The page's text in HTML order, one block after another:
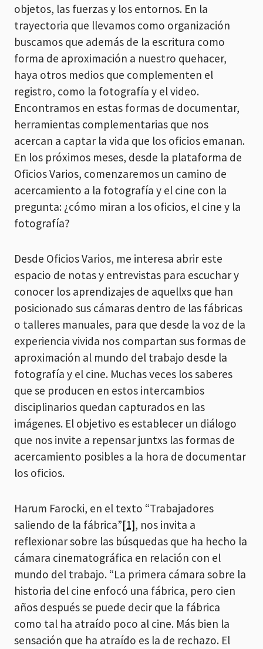
objetos, las fuerzas y los entornos. En la
trayectoria que llevamos como organización
buscamos que además de la escritura como
forma de aproximación a nuestro quehacer,
haya otros medios que complementen el
registro, como la fotografía y el video.
Encontramos en estas formas de documentar,
herramientas complementarias que nos
acercan a captar la vida que los oficios emanan.
En los próximos meses, desde la plataforma de
Oficios Varios, comenzaremos un camino de
acercamiento a la fotografía y el cine con la
pregunta: ¿cómo miran a los oficios, el cine y la
fotografía?
Desde Oficios Varios, me interesa abrir este
espacio de notas y entrevistas para escuchar y
conocer los aprendizajes de aquellxs que han
posicionado sus cámaras dentro de las fábricas
o talleres manuales, para que desde la voz de la
experiencia vivida nos compartan sus formas de
aproximación al mundo del trabajo desde la
fotografía y el cine. Muchas veces los saberes
que se producen en estos intercambios
disciplinarios quedan capturados en las
imágenes. El objetivo es establecer un diálogo
que nos invite a repensar juntxs las formas de
acercamiento posibles a la hora de documentar
los oficios.
Harum Farocki, en el texto “Trabajadores
saliendo de la fábrica”[1], nos invita a
reflexionar sobre las búsquedas que ha hecho la
cámara cinematográfica en relación con el
mundo del trabajo. “La primera cámara sobre la
historia del cine enfocó una fábrica, pero cien
años después se puede decir que la fábrica
como tal ha atraído poco al cine. Más bien la
sensación que ha atraído es la de rechazo. El